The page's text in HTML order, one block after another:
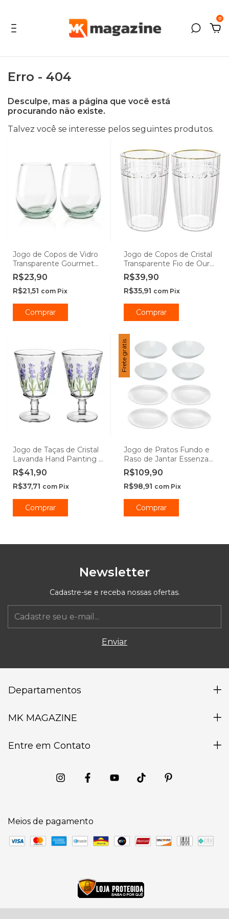
0
Erro - 404
Desculpe, mas a página que você está
procurando não existe.
Talvez você se interesse pelos seguintes produtos.
Jogo de Copos de Vidro
Transparente Gourmet
450ml - Class Home
R$23,90
R$21,51 com Pix
Comprar
Jogo de Copos de Cristal
Transparente Fio de Ouro
Imperial 370ml - Lyor
R$39,90
R$35,91 com Pix
Comprar
Jogo de Taças de Cristal
Lavanda Hand Painting -
Lyor
R$41,90
R$37,71 com Pix
Comprar
Frete grátis
Jogo de Pratos Fundo e
Raso de Jantar Essenza
Opaline 20cm e 25cm -
Rojemac Profissional
R$109,90
R$98,91 com Pix
Comprar
Newsletter
Cadastre-se e receba nossas ofertas.
Departamentos
MK MAGAZINE
Entre em Contato
Meios de pagamento